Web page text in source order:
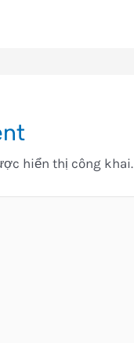
hiển thị công khai.